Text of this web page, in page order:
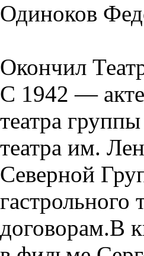
Одиноков
Окончил
С 1942 —
театра
театра им.
Северной
гастрольного
договорам.В